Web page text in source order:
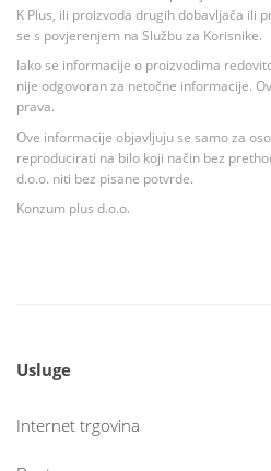
K Plus, ili proizvoda drugih dobavljača ili
se s povjerenjem na Službu za Korisnike.
Iako se informacije o proizvodima
nije odgovoran za netočne informacije.
prava.
Ove informacije objavljuju se samo za
reproducirati na bilo koji način bez
d.o.o. niti bez pisane potvrde.
Konzum plus d.o.o.
Usluge
Internet trgovina